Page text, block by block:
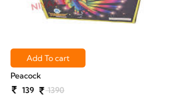
Add To cart
Peacock
139
1390